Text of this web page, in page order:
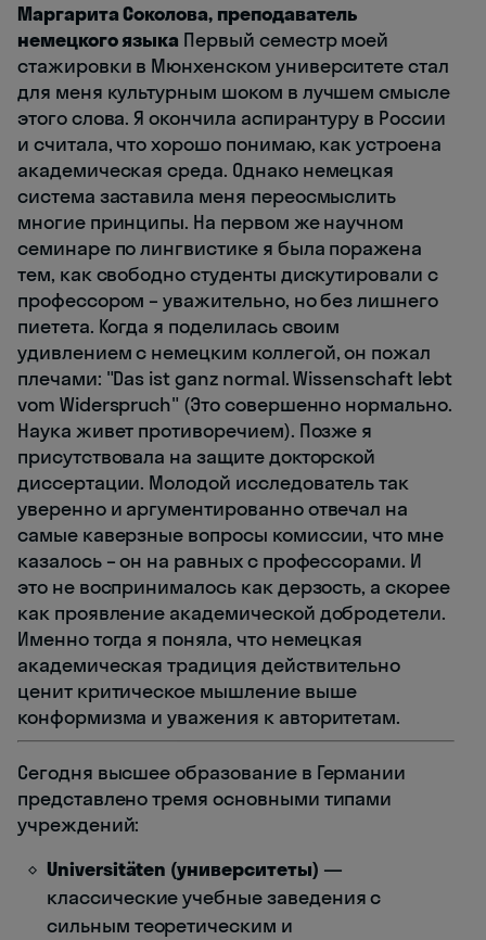
Маргарита Соколова, преподаватель
немецкого языка Первый семестр моей
стажировки в Мюнхенском университете стал
для меня культурным шоком в лучшем смысле
этого слова. Я окончила аспирантуру в России
и считала, что хорошо понимаю, как устроена
академическая среда. Однако немецкая
система заставила меня переосмыслить
многие принципы. На первом же научном
семинаре по лингвистике я была поражена
тем, как свободно студенты дискутировали с
профессором – уважительно, но без лишнего
пиетета. Когда я поделилась своим
удивлением с немецким коллегой, он пожал
плечами: "Das ist ganz normal. Wissenschaft lebt
vom Widerspruch" (Это совершенно нормально.
Наука живет противоречием). Позже я
присутствовала на защите докторской
диссертации. Молодой исследователь так
уверенно и аргументированно отвечал на
самые каверзные вопросы комиссии, что мне
казалось – он на равных с профессорами. И
это не воспринималось как дерзость, а скорее
как проявление академической добродетели.
Именно тогда я поняла, что немецкая
академическая традиция действительно
ценит критическое мышление выше
конформизма и уважения к авторитетам.
Сегодня высшее образование в Германии
представлено тремя основными типами
учреждений:
Universitäten (университеты) —
классические учебные заведения с
сильным теоретическим и